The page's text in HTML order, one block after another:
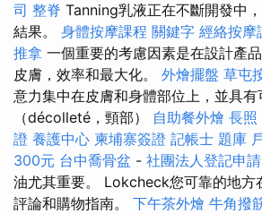
司 整脊 Tanning乳液正在不斷開發中
結果。 身體按摩課程 關鍵字 經絡按摩
推拿 一個重要的考慮因素是在設計產
皮膚，效率和最大化。 外燴擺盤 草屯
意力集中在皮膚和身體部位上，並具有
（décolleté，頸部） 自助餐外燴 長照
證 養護中心 柬埔寨簽證 記帳士 題庫
300元 台中喬骨盆 - 社團法人登記申請
油尤其重要。 Lokcheck您可靠的地方
評論和購物指南。 下午茶外燴 牛角撥